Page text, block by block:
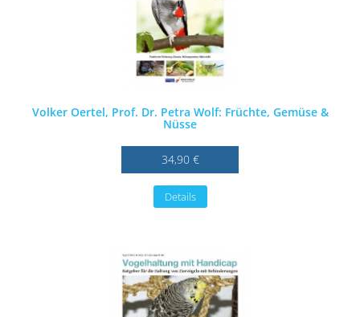
Volker Oertel, Prof. Dr. Petra Wolf: Früchte, Gemüse &
Nüsse
34,90 €
Details